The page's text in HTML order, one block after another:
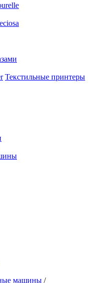
Текстильные принтеры
машины /